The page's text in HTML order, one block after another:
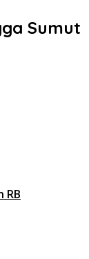
Sumut
RB